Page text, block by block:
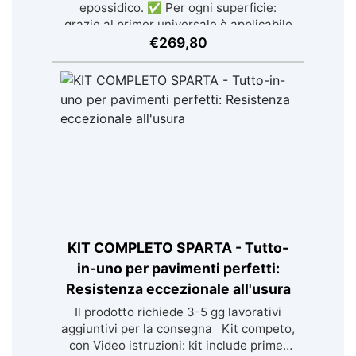
Prestazione (DoP) ✅ Facile da Usare,
miscela i 2 componenti (2 : 1)
comodamente predosati
epossidico. ✅ Per ogni superficie:
grazie al primer universale è applicabile
sia su calcestruzzo, piastrelle e superfici
applicare: Video Guida completa inclusa,
3 semplici passaggi, dalla preparazione
della superficie alla finitura protettiva
antigraffio. ✅ Risultati professionali:
€269,80
KIT COMPLETO SPARTA - Tutto-
in-uno per pavimenti perfetti:
Resistenza eccezionale all'usura
Il prodotto richiede 3-5 gg lavorativi
aggiuntivi per la consegna Kit competo,
con Video istruzioni: kit include primer